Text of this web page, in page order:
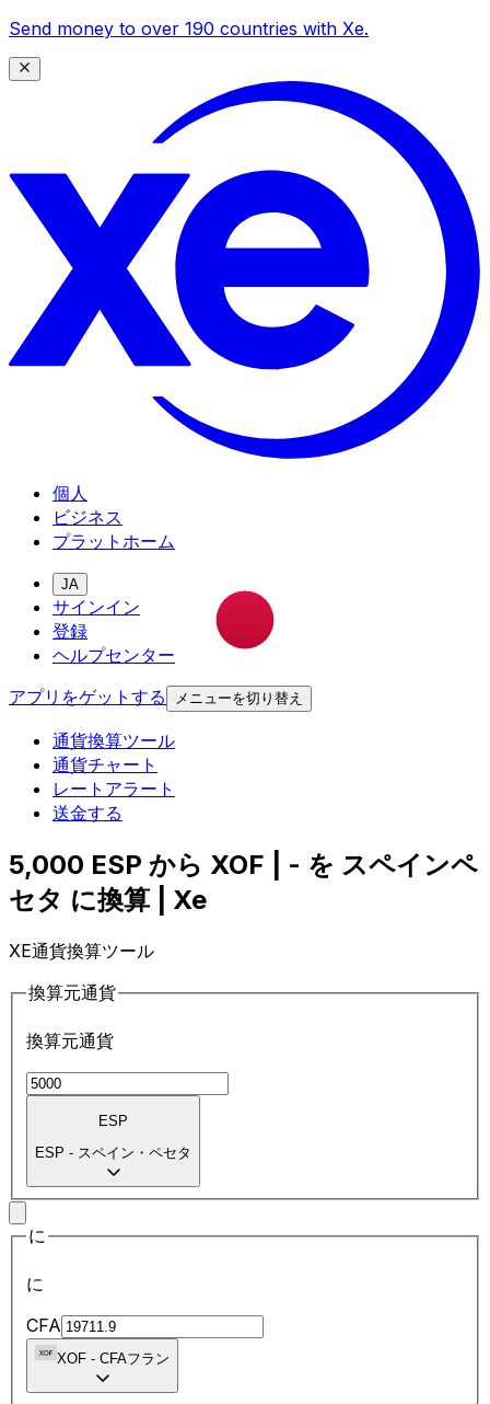
Send money to over 190 countries with Xe.
個人
ビジネス
プラットホーム
JA
サインイン
登録
ヘルプセンター
アプリをゲットする
メニューを切り替え
通貨換算ツール
通貨チャート
レートアラート
送金する
5,000 ESP から XOF | - を スペインペ
セタ に換算 | Xe
XE通貨換算ツール
換算元通貨
換算元通貨
ESP
ESP - スペイン・ペセタ
に
に
CFA
XOF - CFAフラン